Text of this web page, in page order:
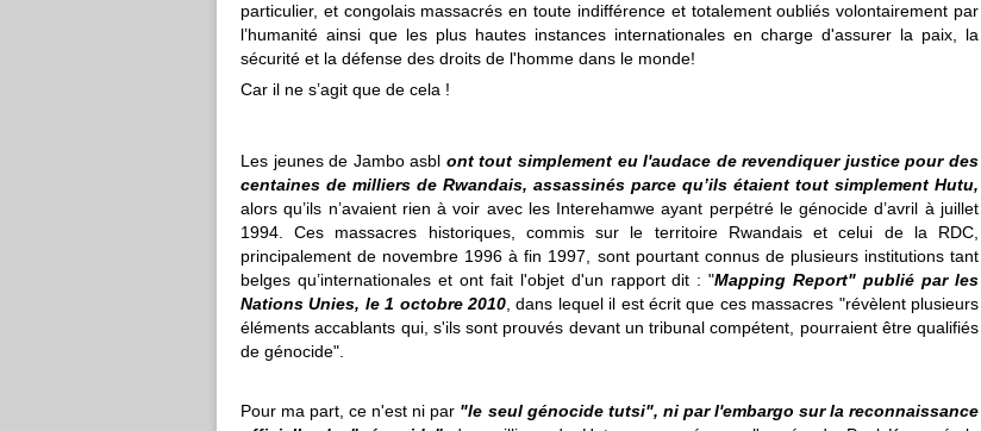
particulier, et congolais massacrés en toute indifférence et totalement oubliés volontairement par
l’humanité ainsi que les plus hautes instances internationales en charge d'assurer la paix, la
sécurité et la défense des droits de l'homme dans le monde!
Car il ne s’agit que de cela !
Les jeunes de Jambo asbl ont tout simplement eu l'audace de revendiquer justice pour des
centaines de milliers de Rwandais, assassinés parce qu’ils étaient tout simplement Hutu,
alors qu’ils n’avaient rien à voir avec les Interehamwe ayant perpétré le génocide d’avril à juillet
1994.Ces massacres historiques, commis sur le territoire Rwandais et celui de la RDC,
principalement de novembre 1996 à fin 1997, sont pourtant connus de plusieurs institutions tant
belges qu’internationales et ont fait l'objet d'un rapport dit : "Mapping Report" publié par les
Nations Unies, le 1 octobre 2010 , dans lequel il est écrit que ces massacres "révèlent plusieurs
éléments accablants qui, s'ils sont prouvés devant un tribunal compétent, pourraient être qualifiés
de génocide".
Pour ma part, ce n'est ni par "le seul génocide tutsi", ni par l'embargo sur la reconnaissance